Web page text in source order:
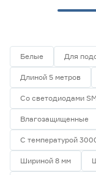
Белые Для
Длиной 5 метров
Со светодиодами
Влагозащищенные
С температурой
Шириной 8 мм